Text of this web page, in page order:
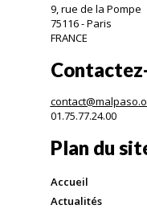
9, rue de la Pompe
75116 - Paris
FRANCE
01.75.77.24.00
Plan du
Accueil
Actualités